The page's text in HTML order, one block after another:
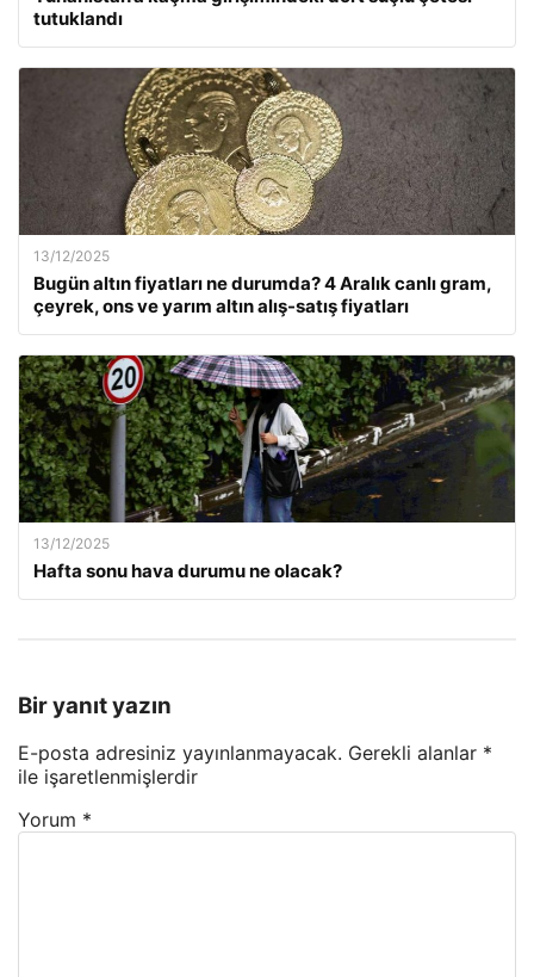
tutuklandı
13/12/2025
Bugün altın fiyatları ne durumda? 4 Aralık canlı gram,
çeyrek, ons ve yarım altın alış-satış fiyatları
13/12/2025
Hafta sonu hava durumu ne olacak?
Bir yanıt yazın
E-posta adresiniz yayınlanmayacak. Gerekli alanlar *
ile işaretlenmişlerdir
Yorum *